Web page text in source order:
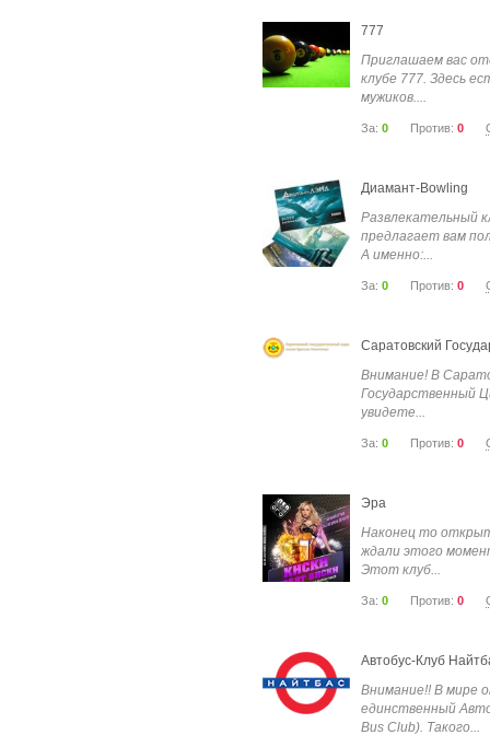
777
Приглашаем вас
клубе 777. Здесь
мужиков....
За: 0 Против: 0
Диамант-Bowling
Развлекательный
предлагает вам
А именно:...
За: 0 Против: 0
Саратовский
Внимание! В
Государственный
увидете...
За: 0 Против: 0
Эра
Наконец то
ждали этого
Этот клуб...
За: 0 Против: 0
Автобус-Клуб
Внимание!! В мире
единственный
Bus Club). Такого...